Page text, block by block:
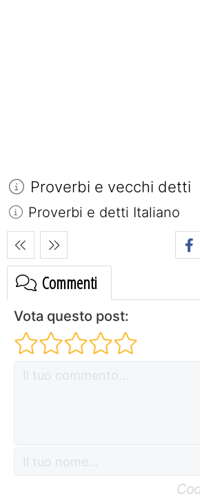
Proverbi e vecchi detti
Proverbi e detti Italiano
Commenti
Vota questo post: